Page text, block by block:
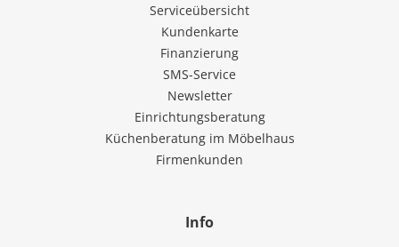
Serviceübersicht
Kundenkarte
Finanzierung
SMS-Service
Newsletter
Einrichtungsberatung
Küchenberatung im Möbelhaus
Firmenkunden
Info